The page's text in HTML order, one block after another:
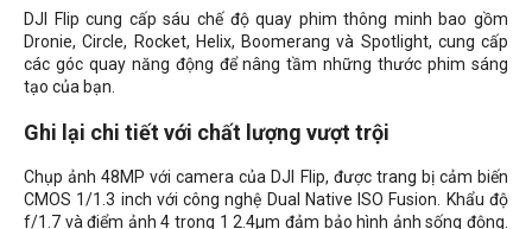
DJI Flip cung cấp sáu chế độ quay phim thông minh bao gồm
Dronie, Circle, Rocket, Helix, Boomerang và Spotlight, cung cấp
các góc quay năng động để nâng tầm những thước phim sáng
tạo của bạn.
Ghi lại chi tiết với chất lượng vượt trội
Chụp ảnh 48MP với camera của DJI Flip, được trang bị cảm biến
CMOS 1/1.3 inch với công nghệ Dual Native ISO Fusion. Khẩu độ
f/1.7 và điểm ảnh 4 trong 1 2.4μm đảm bảo hình ảnh sống động.